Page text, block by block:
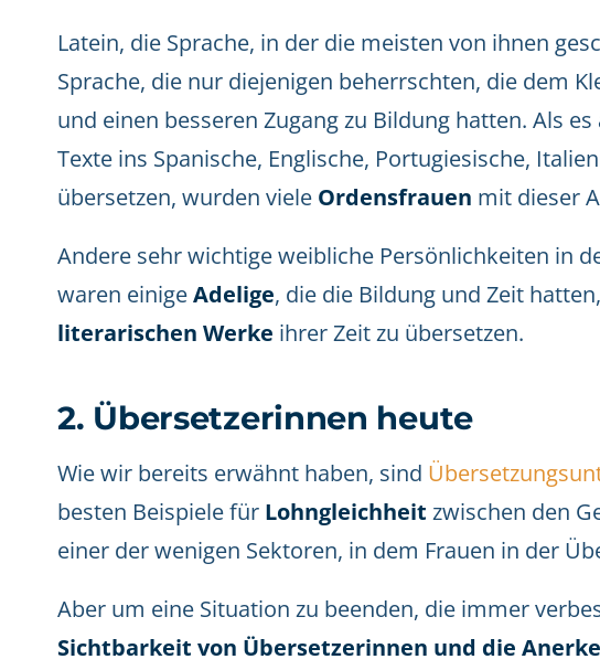
Latein, die Sprache, in der die meisten von ihnen
Sprache, die nur diejenigen beherrschten, die dem
und einen besseren Zugang zu Bildung hatten. Als
Texte ins Spanische, Englische, Portugiesische,
übersetzen, wurden viele Ordensfrauen mit dieser
Andere sehr wichtige weibliche Persönlichkeiten in
waren einigeAdelige, die die Bildung und Zeit
literarischen Werke ihrer Zeit zu übersetzen.
2. Übersetzerinnen heute
Wie wir bereits erwähnt haben, sind
besten Beispiele für Lohngleichheit zwischen den
einer der wenigen Sektoren, in dem Frauen in der
Aber um eine Situation zu beenden, die immer
Sichtbarkeit von Übersetzerinnen und die